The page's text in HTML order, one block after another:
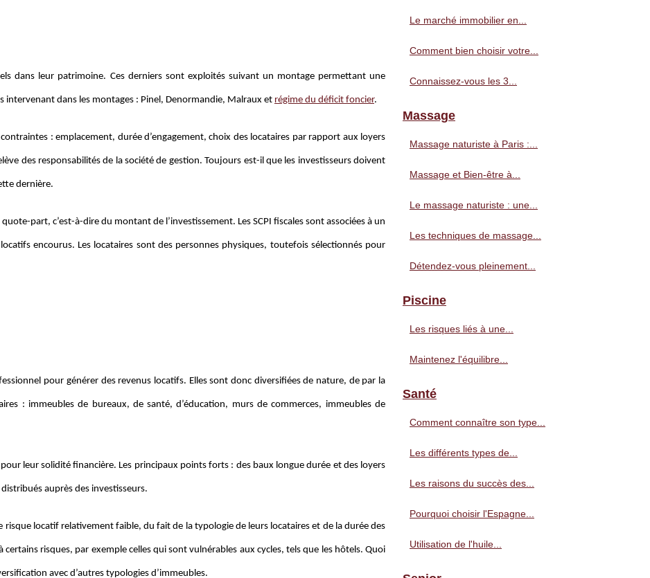
dans leur patrimoine. Ces derniers sont exploités suivant un montage permettant une
dans les montages : Pinel, Denormandie, Malraux et régime du déficit foncier.
: emplacement, durée d’engagement, choix des locataires par rapport aux loyers
des responsabilités de la société de gestion. Toujours est-il que les investisseurs doivent
dernière.
part, c’est-à-dire du montant de l’investissement. Les SCPI fiscales sont associées à un
encourus. Les locataires sont des personnes physiques, toutefois sélectionnés pour
pour générer des revenus locatifs. Elles sont donc diversifiées de nature, de par la
: immeubles de bureaux, de santé, d’éducation, murs de commerces, immeubles de
leur solidité financière. Les principaux points forts : des baux longue durée et des loyers
auprès des investisseurs.
risque locatif relativement faible, du fait de la typologie de leurs locataires et de la durée des
certains risques, par exemple celles qui sont vulnérables aux cycles, tels que les hôtels. Quoi
avec d’autres typologies d’immeubles.
Le marché immobilier en...
Comment bien choisir votre...
Connaissez-vous les 3...
Massage
Massage naturiste à Paris :...
Massage et Bien-être à...
Le massage naturiste : une...
Les techniques de massage...
Détendez-vous pleinement...
Piscine
Les risques liés à une...
Maintenez l'équilibre...
Santé
Comment connaître son type...
Les différents types de...
Les raisons du succès des...
Pourquoi choisir l'Espagne...
Utilisation de l'huile...